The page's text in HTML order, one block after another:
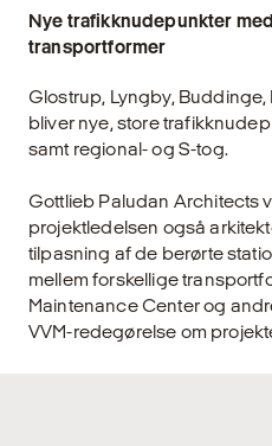
Nye trafikknudepunkter
transportformer
Glostrup, Lyngby,
bliver nye, store
samt regional- og S-tog.
Gottlieb Paludan Architects
projektledelsen også
tilpasning af de berørte
mellem forskellige
Maintenance Center og
VVM-redegørelse om